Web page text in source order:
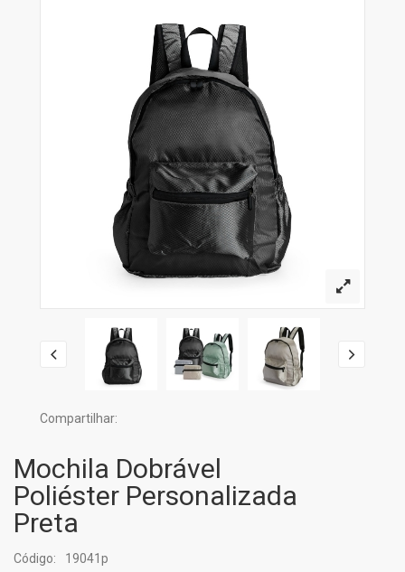
Compartilhar:
Mochila Dobrável
Poliéster Personalizada
Preta
Código: 19041p